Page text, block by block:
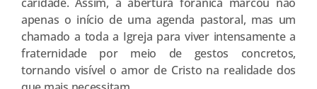
apenas o início de uma agenda pastoral, mas um
chamado a toda a Igreja para viver intensamente a
fraternidade por meio de gestos concretos,
tornando visível o amor de Cristo na realidade dos